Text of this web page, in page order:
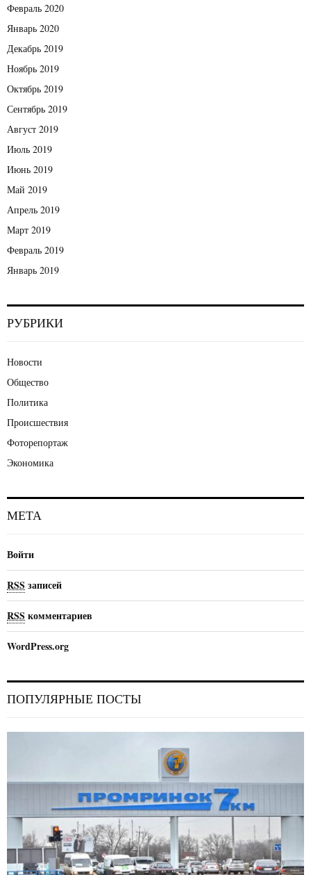
Февраль 2020
Январь 2020
Декабрь 2019
Ноябрь 2019
Октябрь 2019
Сентябрь 2019
Август 2019
Июль 2019
Июнь 2019
Май 2019
Апрель 2019
Март 2019
Февраль 2019
Январь 2019
РУБРИКИ
Новости
Общество
Политика
Происшествия
Фоторепортаж
Экономика
МЕТА
Войти
RSS записей
RSS комментариев
WordPress.org
ПОПУЛЯРНЫЕ ПОСТЫ